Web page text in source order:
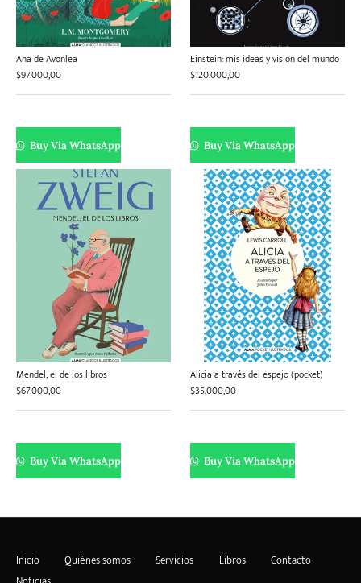
Ana de Avonlea
$97.000,00
Buy Via WhatsApp
Einstein: mis ideas y visión del mundo
$120.000,00
Buy Via WhatsApp
Mendel, el de los libros
$67.000,00
Buy Via WhatsApp
Alicia a través del espejo (pocket)
$35.000,00
Buy Via WhatsApp
Inicio Quiénes somos Servicios Libros
Contacto